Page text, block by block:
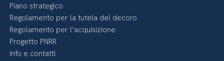
Piano strategico
Regolamento per la tutela del decoro
Regolamento per l’acquisizione
Progetto PNRR
Info e contatti